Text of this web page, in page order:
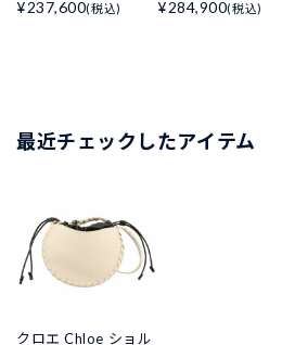
¥237,600(税込) ¥284,900(税込)
最近チェックしたアイテム
クロエ Chloe ショル